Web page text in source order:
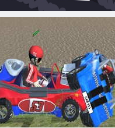
Ladro di cibo